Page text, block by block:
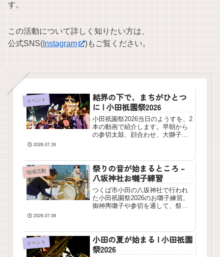
す。
この活動について詳しく知りたい方は、
公式SNS( Instagram )もご覧ください。
イベント
結界の下で、まちがひとつ
に | 小田祇園祭2026
小田祇園祭2026当日のようすを、2
本の動画で紹介します。早朝から
の参切太鼓、顔合わせ、大獅子フ
2026.07.26
地域活動
祭りの音が始まるところ –
八坂神社お囃子練習
つくば市小田の八坂神社で行われ
た小田祇園祭2026のお囃子練習。
御神輿囃子や参切を通して、祭り
2026.07.09
イベント
小田の夏が始まる | 小田祇園
祭2026